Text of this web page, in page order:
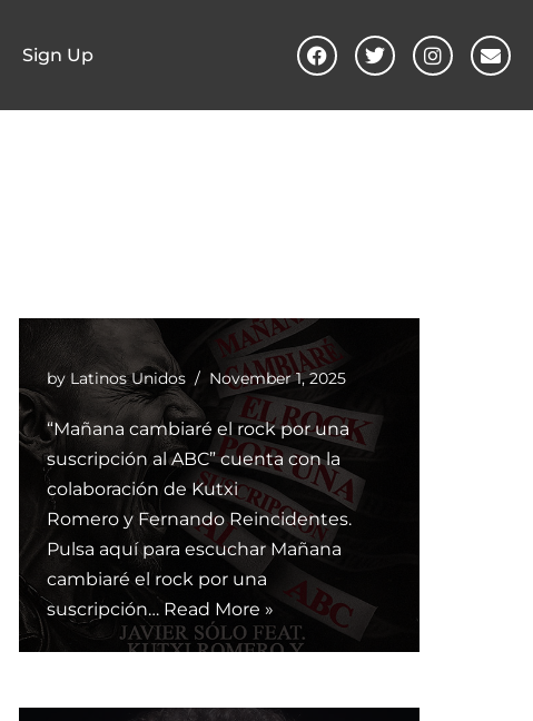
Sign Up
byLatinos Unidos November 1, 2025
“Mañana cambiaré el rock por una
suscripción al ABC” cuenta con la
colaboración de Kutxi
Romero y Fernando Reincidentes.
Pulsa aquí para escuchar Mañana
cambiaré el rock por una
suscripción… Read More »